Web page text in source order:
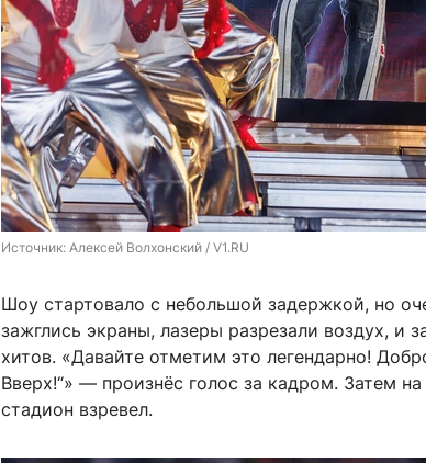
Источник: Алексей Волхонский / V1.RU
Шоу стартовало с небольшой задержкой, но
зажглись экраны, лазеры разрезали воздух, и
хитов. «Давайте отметим это легендарно!
Вверх!“» — произнёс голос за кадром. Затем
стадион взревел.